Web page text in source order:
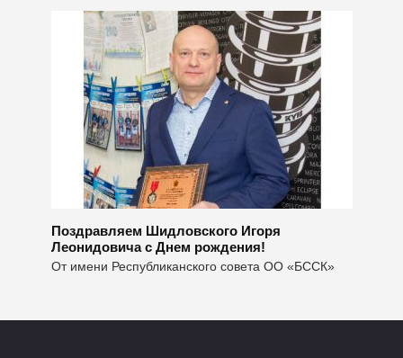
Поздравляем Шидловского Игоря
Леонидовича с Днем рождения!
От имени Республиканского совета ОО «БССК»